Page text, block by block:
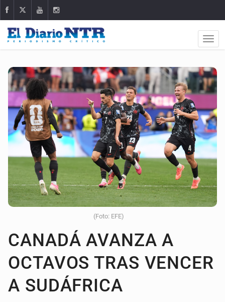
(Foto: EFE)
CANADÁ AVANZA A
OCTAVOS TRAS VENCER
A SUDÁFRICA